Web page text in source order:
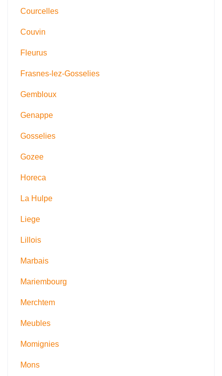
Courcelles
Couvin
Fleurus
Frasnes-lez-Gosselies
Gembloux
Genappe
Gosselies
Gozee
Horeca
La Hulpe
Liege
Lillois
Marbais
Mariembourg
Merchtem
Meubles
Momignies
Mons